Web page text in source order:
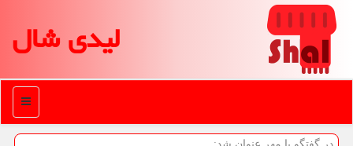
لیدی شال
منو